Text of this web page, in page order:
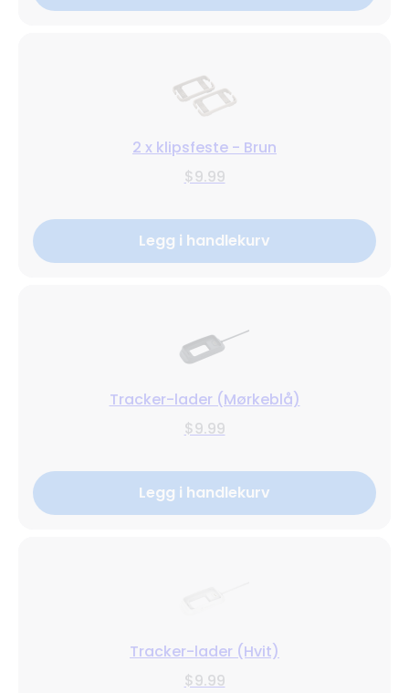
2 x klipsfeste - Brun
$9.99
Legg i handlekurv
Tracker-lader (Mørkeblå)
$9.99
Legg i handlekurv
Tracker-lader (Hvit)
$9.99